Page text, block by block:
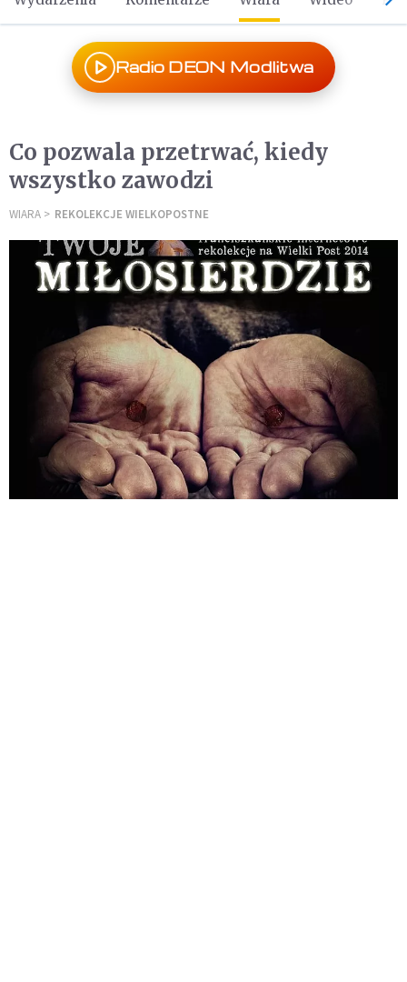
Radio DEON Modlitwa
Co pozwala przetrwać, kiedy
wszystko zawodzi
WIARA REKOLEKCJE WIELKOPOSTNE